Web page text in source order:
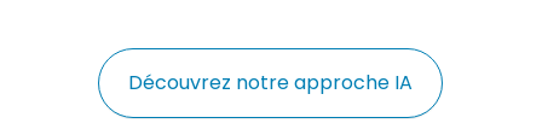
Découvrez notre approche IA